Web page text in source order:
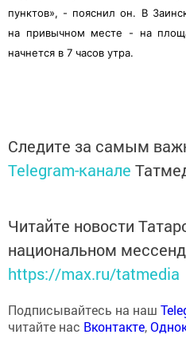
пунктов», - пояснил он. В
на привычном месте - на
начнется в 7 часов утра.
Следите за самым
Telegram-канале
Читайте новости
национальном
https://max.ru/tatmedia
Подписывайтесь на наш
читайте нас Вконтакте,